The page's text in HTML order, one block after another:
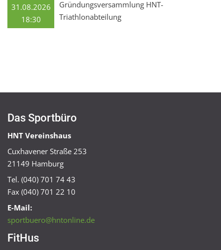
31.08.2026
18:30
Gründungsversammlung HNT-
Triathlonabteilung
Das Sportbüro
HNT Vereinshaus
Cuxhavener Straße 253
21149 Hamburg
Tel. (040) 701 74 43
Fax (040) 701 22 10
E-Mail:
sportbuero@hntonline.de
FitHus